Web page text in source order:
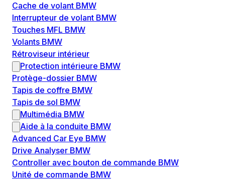
Cache de volant BMW
Interrupteur de volant BMW
Touches MFL BMW
Volants BMW
Rétroviseur intérieur
Protection intérieure BMW
Protège-dossier BMW
Tapis de coffre BMW
Tapis de sol BMW
Multimédia BMW
Aide à la conduite BMW
Advanced Car Eye BMW
Drive Analyser BMW
Controller avec bouton de commande BMW
Unité de commande BMW